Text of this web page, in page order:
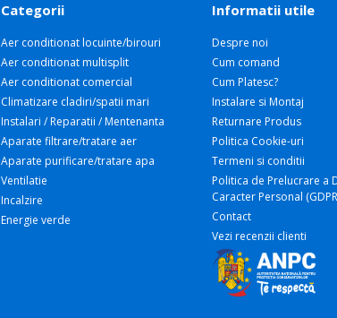
Categorii
Aer conditionat locuinte/birouri
Aer conditionat multisplit
Aer conditionat comercial
Climatizare cladiri/spatii mari
Instalari / Reparatii / Mentenanta
Aparate filtrare/tratare aer
Aparate purificare/tratare apa
Ventilatie
Incalzire
Energie verde
Informatii utile
Despre noi
Cum comand
Cum Platesc?
Instalare si Montaj
Returnare Produs
Politica Cookie-uri
Termeni si conditii
Politica de Prelucrare a
Caracter Personal
Contact
Vezi recenzii clienti